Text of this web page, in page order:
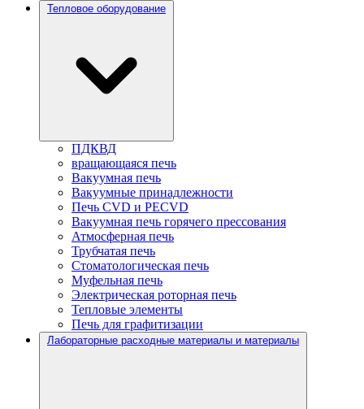
Тепловое оборудование
ПДКВД
вращающаяся печь
Вакуумная печь
Вакуумные принадлежности
Печь CVD и PECVD
Вакуумная печь горячего прессования
Атмосферная печь
Трубчатая печь
Стоматологическая печь
Муфельная печь
Электрическая роторная печь
Тепловые элементы
Печь для графитизации
Лабораторные расходные материалы и материалы